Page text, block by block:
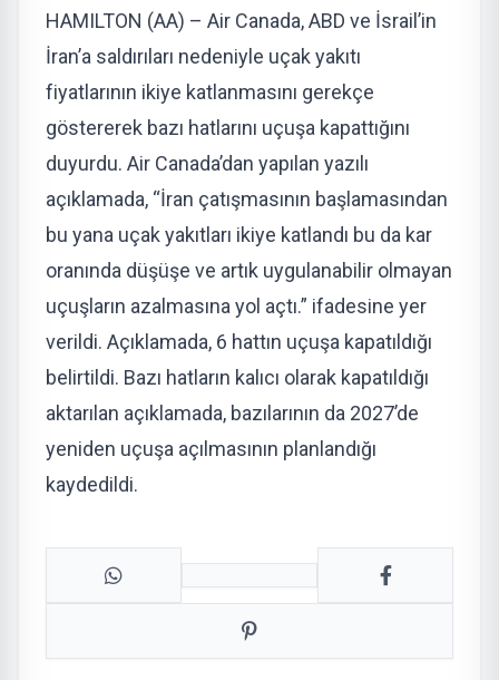
HAMILTON (AA) – Air Canada, ABD ve İsrail’in
İran’a saldırıları nedeniyle uçak yakıtı
fiyatlarının ikiye katlanmasını gerekçe
göstererek bazı hatlarını uçuşa kapattığını
duyurdu. Air Canada’dan yapılan yazılı
açıklamada, “İran çatışmasının başlamasından
bu yana uçak yakıtları ikiye katlandı bu da kar
oranında düşüşe ve artık uygulanabilir olmayan
uçuşların azalmasına yol açtı.” ifadesine yer
verildi. Açıklamada, 6 hattın uçuşa kapatıldığı
belirtildi. Bazı hatların kalıcı olarak kapatıldığı
aktarılan açıklamada, bazılarının da 2027’de
yeniden uçuşa açılmasının planlandığı
kaydedildi.